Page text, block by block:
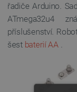
řadiče Arduino.
ATmega32u4
příslušenství.
šest baterií AA